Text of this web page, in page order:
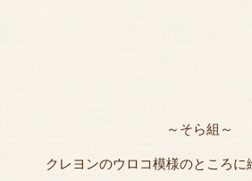
～そら組～
クレヨンのウロコ模様のところに